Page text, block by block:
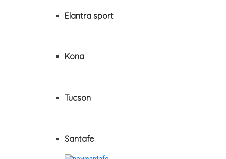
Elantra sport
Kona
Tucson
Santafe